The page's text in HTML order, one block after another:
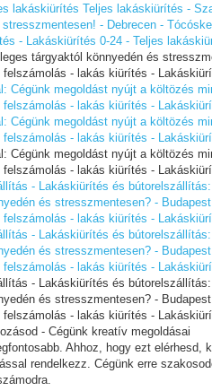
lakáskiürítés Teljes lakáskiürítés -
- Debrecen -
- Lakáskiürítés 0-24 - Teljes
tárgyaktól könnyedén és
- lakás kiürítés -
Cégünk megoldást nyújt a költözés
- lakás kiürítés -
Cégünk megoldást nyújt a költözés
- lakás kiürítés -
Cégünk megoldást nyújt a költözés
- lakás kiürítés -
- Lakáskiürítés és
és stresszmentesen? -
- lakás kiürítés -
- Lakáskiürítés és
és stresszmentesen? -
- lakás kiürítés -
- Lakáskiürítés és
és stresszmentesen? -
- lakás kiürítés -
- Cégünk kreatív megoldásai
Ahhoz, hogy ezt elérhesd,
rendelkezz. Cégünk erre